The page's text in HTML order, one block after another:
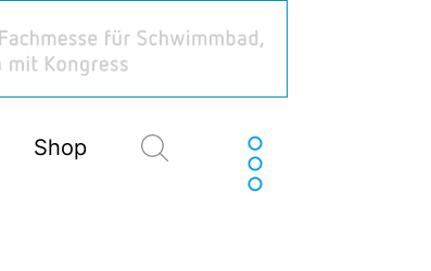
Shop Suchen